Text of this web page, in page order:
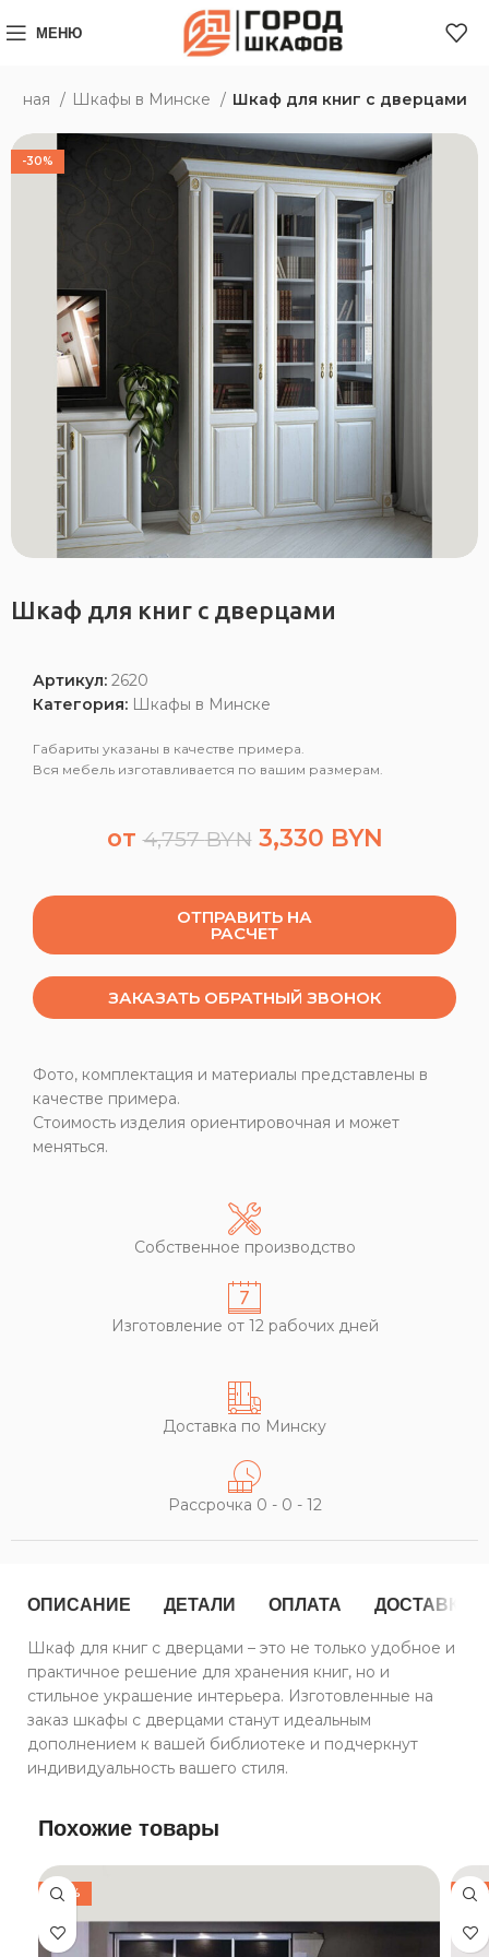
МЕНЮ
Шкафы в Минске Шкаф для книг с дверцами
-30%
Шкаф для книг с дверцами
Артикул:2620
Категория: Шкафы в Минске
Габариты указаны в качестве примера.
Вся мебель изготавливается по вашим размерам.
от 4,757BYN 3,330 BYN
ОТПРАВИТЬ НА
РАСЧЕТ
ЗАКАЗАТЬ ОБРАТНЫЙ ЗВОНОК
Фото, комплектация и материалы представлены в
качестве примера.
Стоимость изделия ориентировочная и может
меняться.
Собственное производство
Изготовление от 12 рабочих дней
Доставка по Минску
Рассрочка 0 - 0 - 12
ОПИСАНИЕ ДЕТАЛИ ОПЛАТА ДОСТАВКА
Шкаф для книг с дверцами – это не только удобное и
практичное решение для хранения книг, но и
стильное украшение интерьера. Изготовленные на
заказ шкафы с дверцами станут идеальным
дополнением к вашей библиотеке и подчеркнут
индивидуальность вашего стиля.
Похожие товары
-30% -